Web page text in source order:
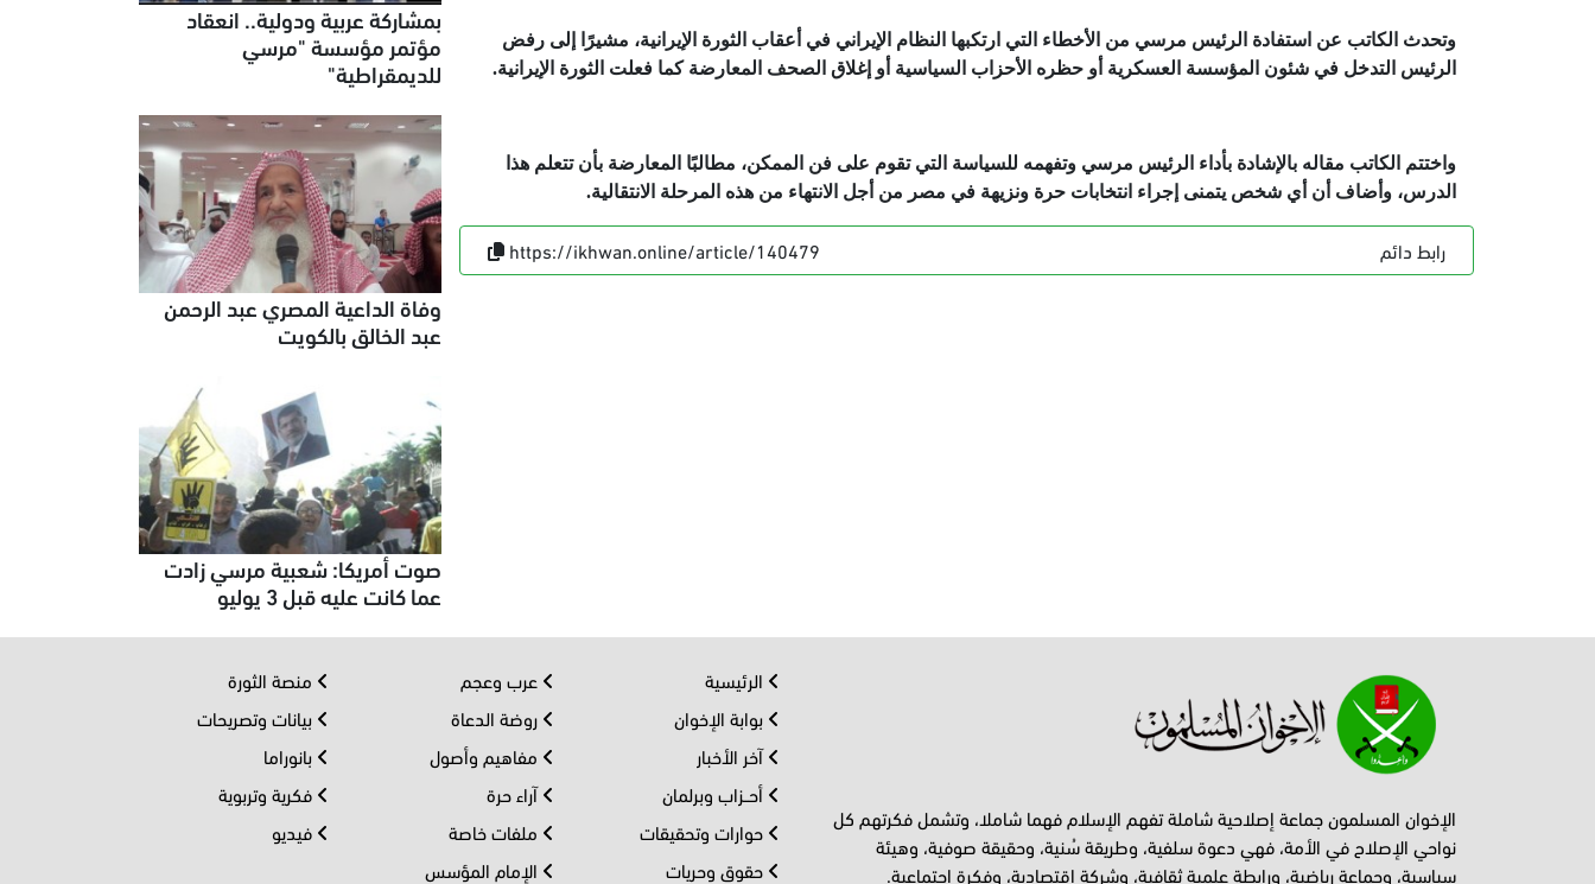
وتحدث الكاتب عن استفادة الرئيس مرسي من الأخطاء التي ارتكبها النظام الإيراني في أعقاب الثورة الإيرانية، مشيرًا إلى رفض
الرئيس التدخل في شئون المؤسسة العسكرية أو حظره الأحزاب السياسية أو إغلاق الصحف المعارضة كما فعلت الثورة الإيرانية.
واختتم الكاتب مقاله بالإشادة بأداء الرئيس مرسي وتفهمه للسياسة التي تقوم على فن الممكن، مطالبًا المعارضة بأن تتعلم هذا
الدرس، وأضاف أن أي شخص يتمنى إجراء انتخابات حرة ونزيهة في مصر من أجل الانتهاء من هذه المرحلة الانتقالية.
رابط دائم https://ikhwan.online/article/140479
بمشاركة عربية ودولية.. انعقاد
مؤتمر مؤسسة "مرسي
للديمقراطية"
وفاة الداعية المصري عبد الرحمن
عبد الخالق بالكويت
صوت أمريكا: شعبية مرسي زادت
عما كانت عليه قبل 3 يوليو
الإخوان المسلمون جماعة إصلاحية شاملة تفهم الإسلام فهما شاملا، وتشمل فكرتهم كل
نواحي الإصلاح في الأمة، فهي دعوة سلفية، وطريقة سُنية، وحقيقة صوفية، وهيئة
سياسية، وجماعة رياضية، ورابطة علمية ثقافية، وشركة اقتصادية، وفكرة اجتماعية.
الرئيسية
بوابة الإخوان
آخر الأخبار
أحــزاب وبرلمان
حوارات وتحقيقات
حقوق وحريات
عرب وعجم
روضة الدعاة
مفاهيم وأصول
آراء حرة
ملفات خاصة
الإمام المؤسس
منصة الثورة
بيانات وتصريحات
بانوراما
فكرية وتربوية
فيديو